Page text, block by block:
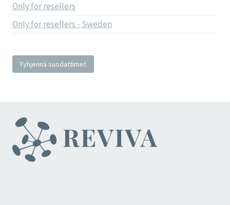
Only for resellers
Only for resellers - Sweden
Tyhjennä suodattimet